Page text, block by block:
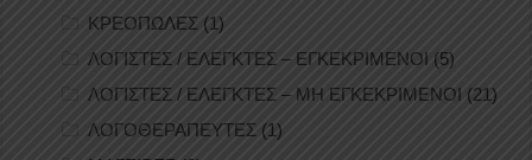
ΚΡΕΟΠΩΛΕΣ (1)
ΛΟΓΙΣΤΕΣ / ΕΛΕΓΚΤΕΣ – ΕΓΚΕΚΡΙΜΕΝΟΙ (5)
ΛΟΓΙΣΤΕΣ / ΕΛΕΓΚΤΕΣ – ΜΗ ΕΓΚΕΚΡΙΜΕΝΟΙ (21)
ΛΟΓΟΘΕΡΑΠΕΥΤΕΣ (1)